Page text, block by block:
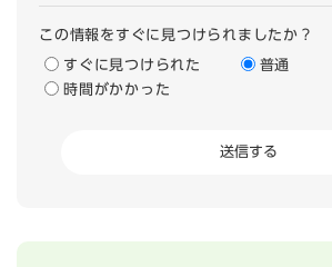
この情報をすぐに見つけられましたか？
すぐに見つけられた
普通
時間がかかった